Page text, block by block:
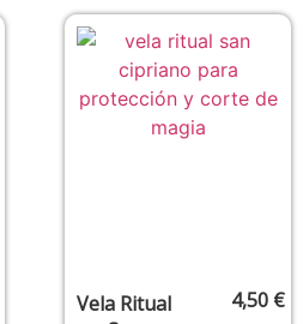
Energética
Vela Ritual
4,50 €